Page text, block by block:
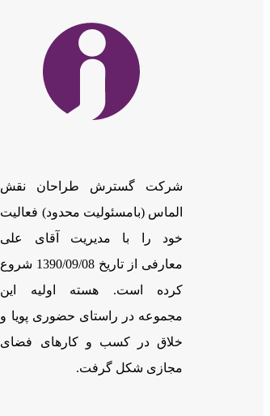
شرکت گسترش طراحان نقش
الماس (بامسئوليت محدود) فعالیت
خود را با مدیریت آقای علی
معارفی از تاریخ 1390/09/08 شروع
کرده است. هسته اولیه این
مجموعه در راستای حضوری پویا و
خلاق در کسب و کارهای فضای
مجازی شکل گرفت.